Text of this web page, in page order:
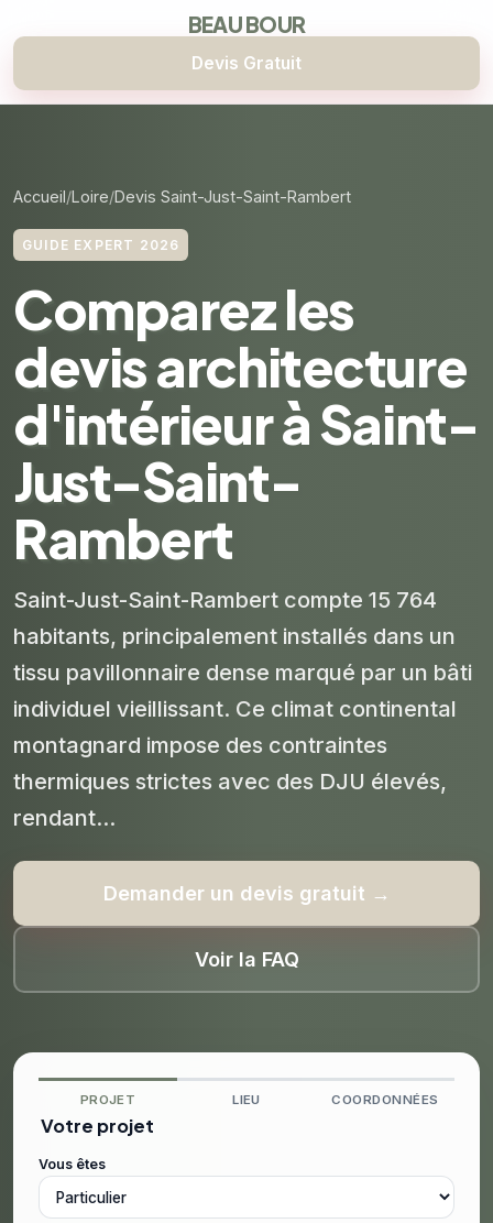
BEAU BOUR
Devis Gratuit
Accueil Loire Devis Saint-Just-Saint-Rambert
GUIDE EXPERT 2026
Comparez les
devis architecture
d'intérieur à Saint-
Just-Saint-
Rambert
Saint-Just-Saint-Rambert compte 15 764
habitants, principalement installés dans un
tissu pavillonnaire dense marqué par un bâti
individuel vieillissant. Ce climat continental
montagnard impose des contraintes
thermiques strictes avec des DJU élevés,
rendant...
Demander un devis gratuit →
Voir la FAQ
PROJET LIEU COORDONNÉES
Votre projet
Vous êtes